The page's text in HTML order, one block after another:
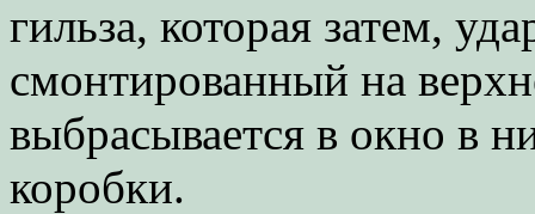
гильза, которая затем,
смонтированный на
выбрасывается в окно в
коробки.